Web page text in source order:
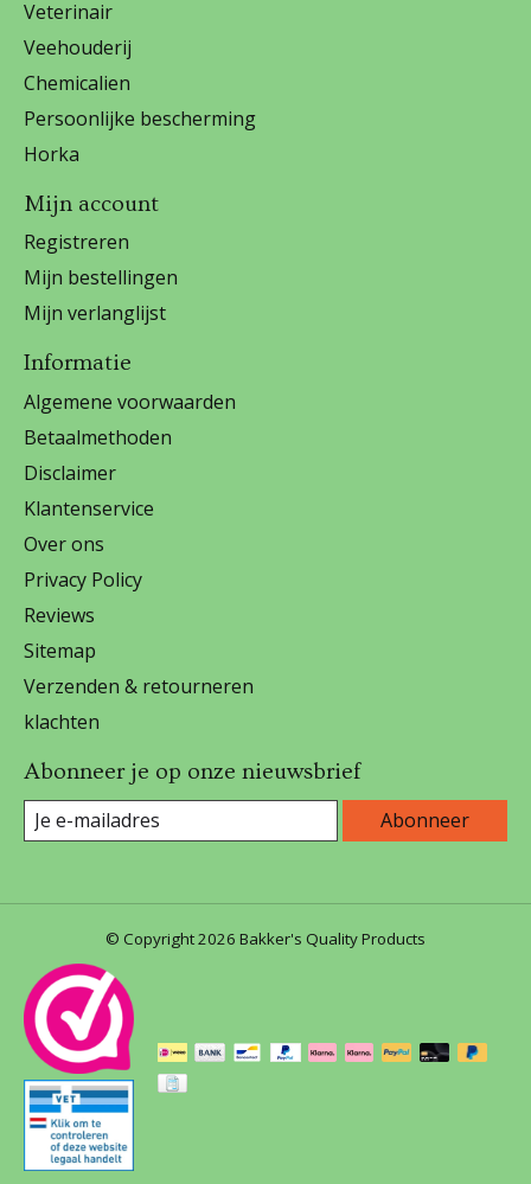
Veterinair
Veehouderij
Chemicalien
Persoonlijke bescherming
Horka
Mijn account
Registreren
Mijn bestellingen
Mijn verlanglijst
Informatie
Algemene voorwaarden
Betaalmethoden
Disclaimer
Klantenservice
Over ons
Privacy Policy
Reviews
Sitemap
Verzenden & retourneren
klachten
Abonneer je op onze nieuwsbrief
Abonneer
© Copyright 2026 Bakker's Quality Products